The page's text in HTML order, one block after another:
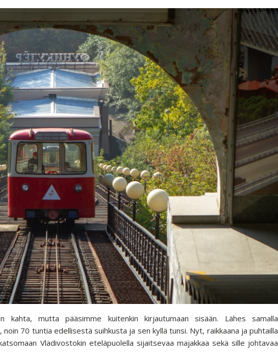
kahta, mutta pääsimme kuitenkin kirjautumaan sisään. Lähes samalla
70 tuntia edellisestä suihkusta ja sen kyllä tunsi. Nyt, raikkaana ja puhtailla
Vladivostokin eteläpuolella sijaitsevaa majakkaa sekä sille johtavaa